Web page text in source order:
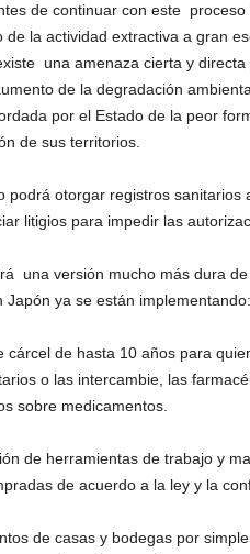
de continuar con este
de la actividad extractiva a gran
una amenaza cierta y
de la degradación
por el Estado de la peor
de sus territorios.
podrá otorgar registros
litigios para impedir las
una versión mucho más dura
Japón ya se están implementando:
cárcel de hasta 10 años para
o las intercambie, las
sobre medicamentos.
de herramientas de trabajo y
de acuerdo a la ley y la
de casas y bodegas por